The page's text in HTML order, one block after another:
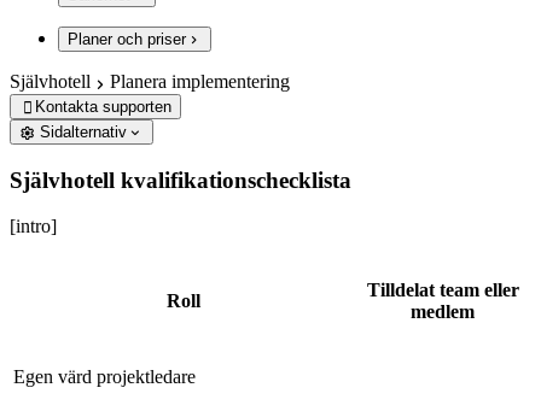
Planer och priser
Självhotell Planera implementering
 Kontakta supporten
Sidalternativ
Självhotell kvalifikationschecklista
[intro]
Roll
Tilldelat team eller
medlem
Egen värd projektledare